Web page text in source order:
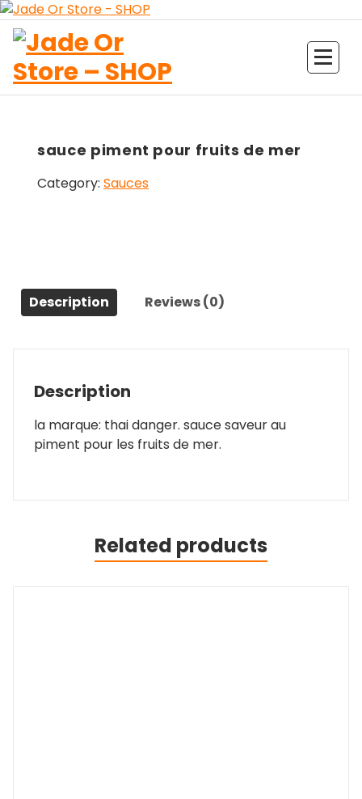
Aller
au
contenu
sauce piment pour fruits de mer
Category: Sauces
Description Reviews (0)
Description
la marque: thai danger. sauce saveur au
piment pour les fruits de mer.
Related products